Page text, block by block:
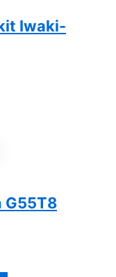
Iwaki-
G55T8